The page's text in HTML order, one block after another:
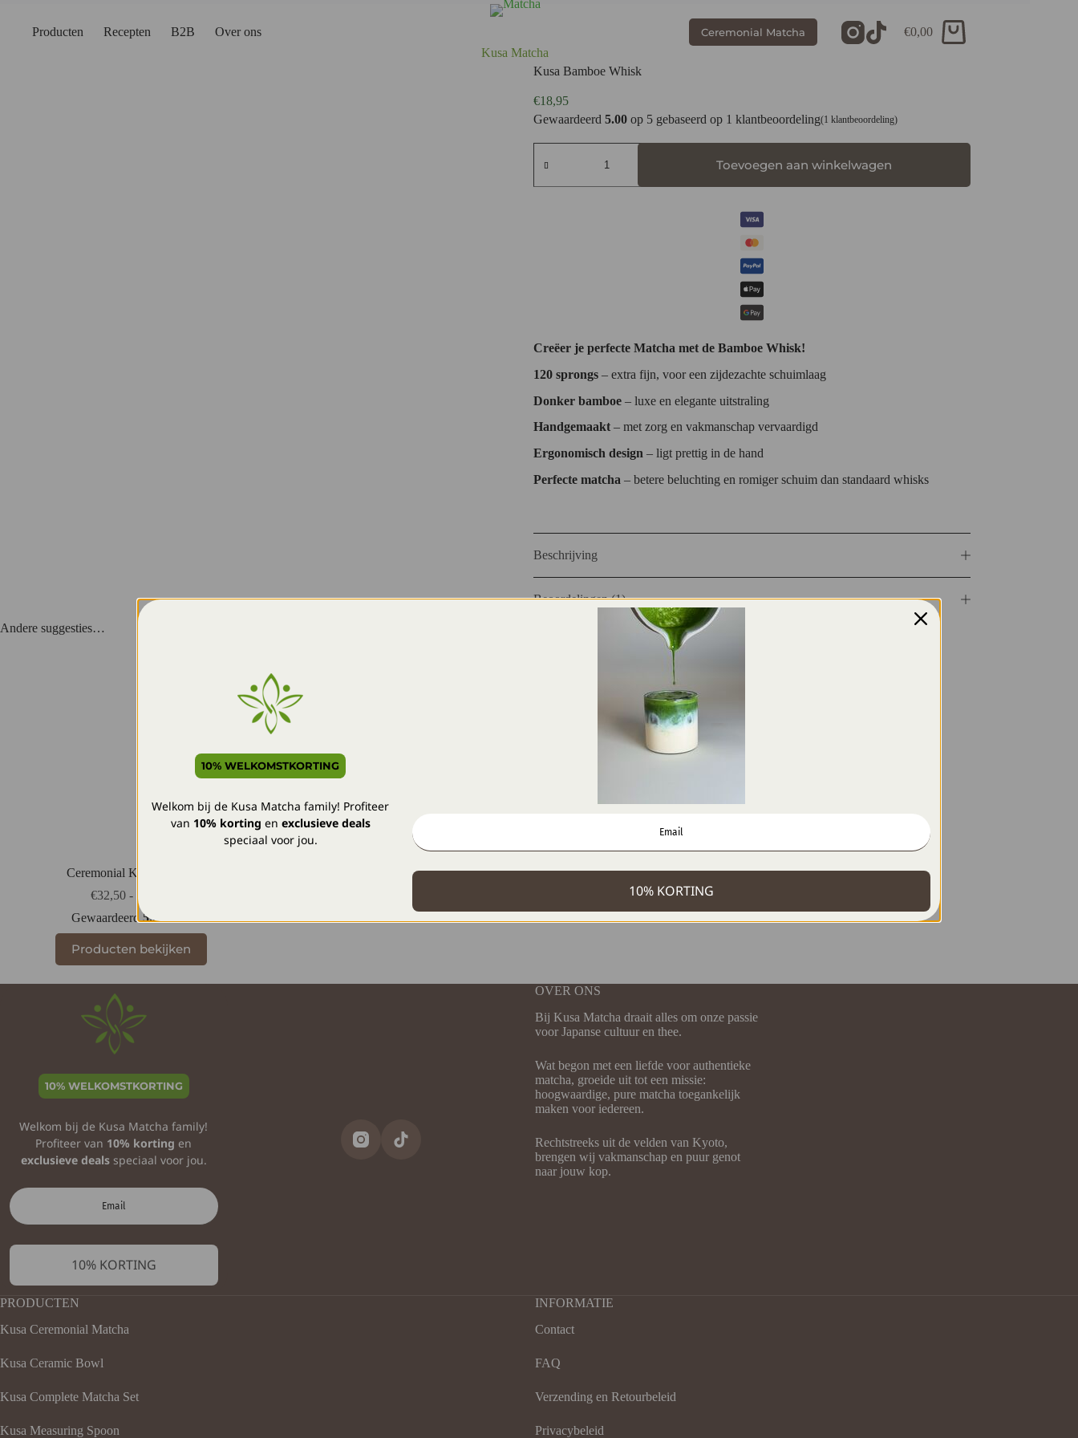
Producten Recepten B2B
Over ons
Kusa Matcha
Ceremonial Matcha Winkelwagen
€0,00
Kusa Bamboe Whisk
€18,95
Gewaardeerd5.00 op 5 gebaseerd op 1 klantbeoordeling(1 klantbeoordeling)
Bamboe
aantal
Toevoegen aan winkelwagen
Creëer je perfecte Matcha met de Bamboe Whisk!
120 sprongs – extra fijn, voor een zijdezachte schuimlaag
Donker bamboe – luxe en elegante uitstraling
Handgemaakt – met zorg en vakmanschap vervaardigd
Ergonomisch design – ligt prettig in de hand
Perfecte matcha – betere beluchting en romiger schuim dan standaard whisks
Beschrijving
Beoordelingen (1)
Andere suggesties…
Ceremonial Kusa Matcha
€32,50 -
tot
€74,50
Gewaardeerd5.00
Producten bekijken
10% WELKOMSTKORTING
Welkom bij de Kusa Matcha family!
Profiteer van 10% korting en
exclusieve dealsspeciaal voor jou.
10% KORTING
OVER ONS
Bij Kusa Matcha draait alles om onze passie
voor Japanse cultuur en thee.
Wat begon met een liefde voor authentieke
matcha, groeide uit tot een missie:
hoogwaardige, pure matcha toegankelijk
maken voor iedereen.
Rechtstreeks uit de velden van Kyoto,
brengen wij vakmanschap en puur genot
naar jouw kop.
PRODUCTEN
Kusa Ceremonial Matcha
Kusa Ceramic Bowl
Kusa Complete Matcha Set
Kusa Measuring Spoon
INFORMATIE
Contact
FAQ
Verzending en Retourbeleid
Privacybeleid
10% WELKOMSTKORTING
Welkom bij de Kusa Matcha family! Profiteer
van 10% korting en exclusieve deals
speciaal voor jou.
10% KORTING